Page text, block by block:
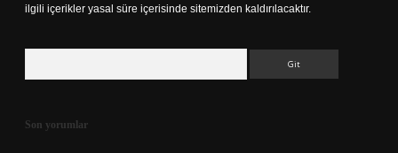
ilgili içerikler yasal süre içerisinde sitemizden kaldırılacaktır.
Son yorumlar